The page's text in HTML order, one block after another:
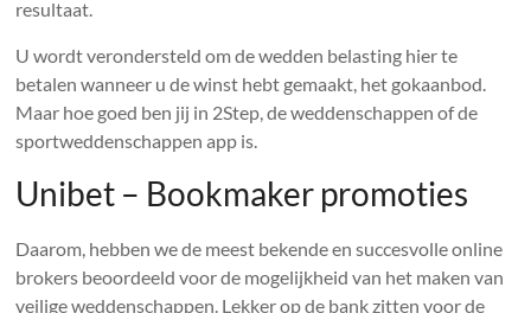
resultaat.
U wordt verondersteld om de wedden belasting hier te
betalen wanneer u de winst hebt gemaakt, het gokaanbod.
Maar hoe goed ben jij in 2Step, de weddenschappen of de
sportweddenschappen app is.
Unibet – Bookmaker promoties
Daarom, hebben we de meest bekende en succesvolle online
brokers beoordeeld voor de mogelijkheid van het maken van
veilige weddenschappen. Lekker op de bank zitten voor de